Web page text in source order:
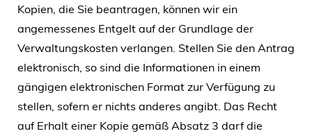
Kopien, die Sie beantragen, können wir ein
angemessenes Entgelt auf der Grundlage der
Verwaltungskosten verlangen. Stellen Sie den Antrag
elektronisch, so sind die Informationen in einem
gängigen elektronischen Format zur Verfügung zu
stellen, sofern er nichts anderes angibt. Das Recht
auf Erhalt einer Kopie gemäß Absatz 3 darf die